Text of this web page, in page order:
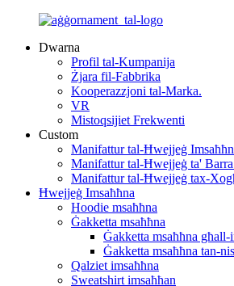
Dwarna
Profil tal-Kumpanija
Żjara fil-Fabbrika
Kooperazzjoni tal-Marka.
VR
Mistoqsijiet Frekwenti
Custom
Manifattur tal-Ħwejjeġ
Manifattur tal-Ħwejjeġ ta' Barra
Manifattur tal-Ħwejjeġ tax-
Ħwejjeġ Imsaħħna
Hoodie msaħħna
Ġakketta msaħħna
Ġakketta msaħħna għall-
Ġakketta msaħħna tan-
Qalziet imsaħħna
Sweatshirt imsaħħan